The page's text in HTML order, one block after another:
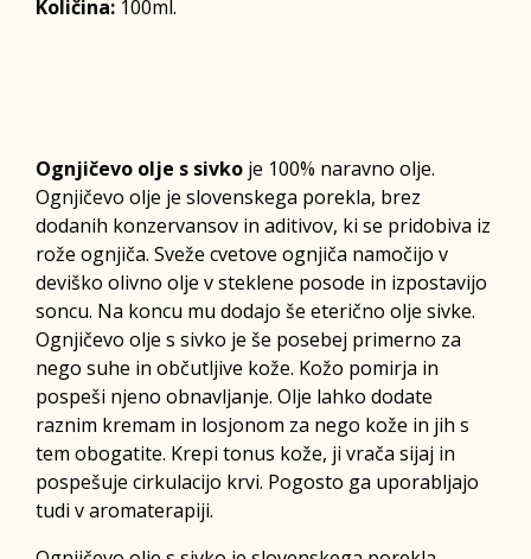
Količina: 100ml.
Ognjičevo olje s sivko je 100% naravno olje.
Ognjičevo olje je slovenskega porekla, brez
dodanih konzervansov in aditivov, ki se pridobiva iz
rože ognjiča. Sveže cvetove ognjiča namočijo v
deviško olivno olje v steklene posode in izpostavijo
soncu. Na koncu mu dodajo še eterično olje sivke.
Ognjičevo olje s sivko je še posebej primerno za
nego suhe in občutljive kože. Kožo pomirja in
pospeši njeno obnavljanje. Olje lahko dodate
raznim kremam in losjonom za nego kože in jih s
tem obogatite. Krepi tonus kože, ji vrača sijaj in
pospešuje cirkulacijo krvi. Pogosto ga uporabljajo
tudi v aromaterapiji.